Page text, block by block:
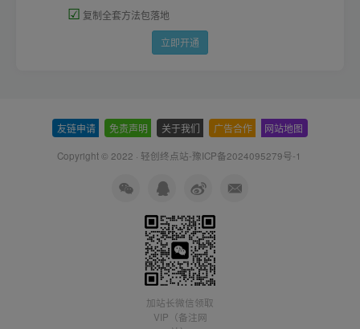
☑ 复制全套方法包落地
立即开通
友链申请 免责声明 关于我们 广告合作 网站地图
Copyright © 2022 · 轻创终点站-豫ICP备2024095279号-1
加站长微信领取
VIP（备注网